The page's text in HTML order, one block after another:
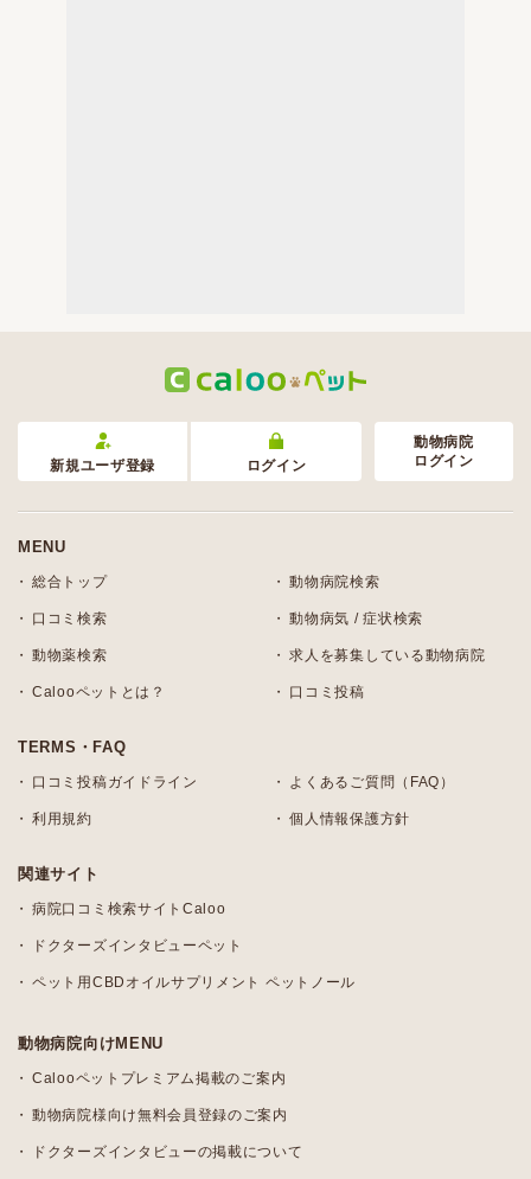
新規ユーザ登録 ログイン
動物病院
ログイン
MENU
総合トップ 動物病院検索
口コミ検索 動物病気 / 症状検索
動物薬検索 求人を募集している動物病院
Calooペットとは？ 口コミ投稿
TERMS・FAQ
口コミ投稿ガイドライン よくあるご質問（FAQ）
利用規約 個人情報保護方針
関連サイト
病院口コミ検索サイトCaloo
ドクターズインタビューペット
ペット用CBDオイルサプリメント ペットノール
動物病院向けMENU
Calooペットプレミアム掲載のご案内
動物病院様向け無料会員登録のご案内
ドクターズインタビューの掲載について